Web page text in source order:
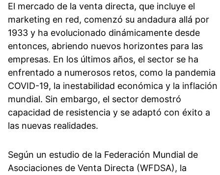
El mercado de la venta directa, que incluye el
marketing en red, comenzó su andadura allá por
1933 y ha evolucionado dinámicamente desde
entonces, abriendo nuevos horizontes para las
empresas. En los últimos años, el sector se ha
enfrentado a numerosos retos, como la pandemia
COVID-19, la inestabilidad económica y la inflación
mundial. Sin embargo, el sector demostró
capacidad de resistencia y se adaptó con éxito a
las nuevas realidades.
Según un estudio de la Federación Mundial de
Asociaciones de Venta Directa (WFDSA), la